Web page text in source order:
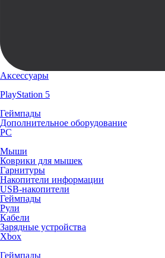
Аксессуары
PlayStation 5
Геймпады
Дополнительное оборудование
PC
Мыши
Коврики для мышек
Гарнитуры
Накопители информации
USB-накопители
Геймпады
Рули
Кабели
Зарядные устройства
Xbox
Геймпады